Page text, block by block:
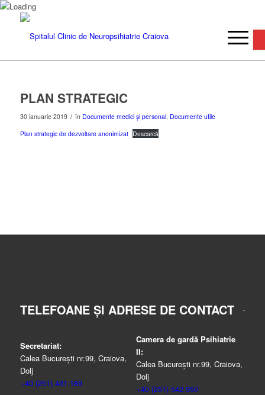
PLAN STRATEGIC
30 ianuarie 2019 / în Documente medici și personal, Documente utile
Plan strategic de dezvoltare anonimizat Descarcă
TELEFOANE ȘI ADRESE DE CONTACT
Secretariat:
Calea București nr.99, Craiova,
Dolj
+40 (251) 431.189
Camera de gardă Psihiatrie
II:
Calea București nr.99, Craiova,
Dolj
+40 (251) 542.950